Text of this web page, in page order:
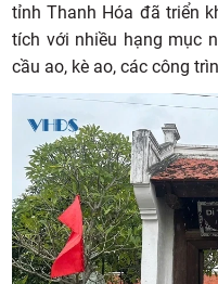
tỉnh Thanh Hóa đã triển
tích với nhiều hạng mục
cầu ao, kè ao, các công